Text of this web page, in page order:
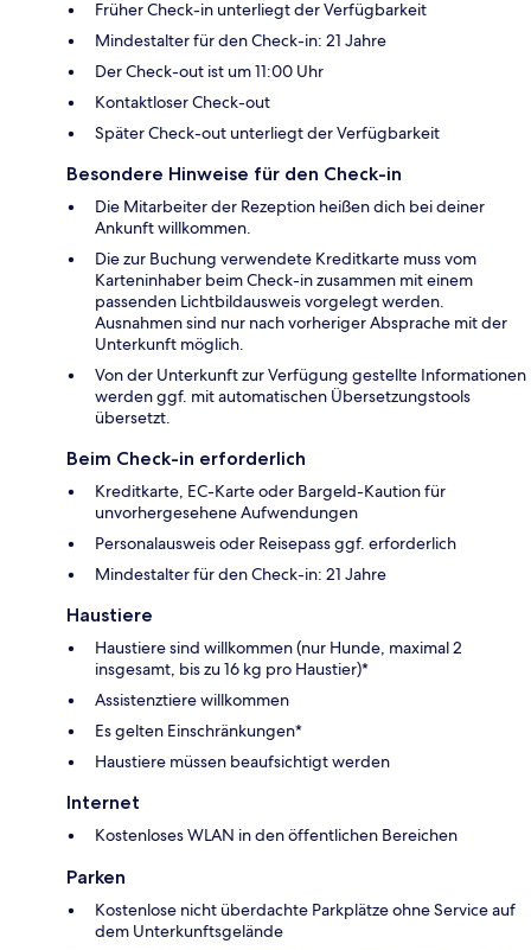
Früher Check-in unterliegt der Verfügbarkeit
Mindestalter für den Check-in: 21 Jahre
Der Check-out ist um 11:00 Uhr
Kontaktloser Check-out
Später Check-out unterliegt der Verfügbarkeit
Besondere Hinweise für den Check-in
Die Mitarbeiter der Rezeption heißen dich bei deiner
Ankunft willkommen.
Die zur Buchung verwendete Kreditkarte muss vom
Karteninhaber beim Check-in zusammen mit einem
passenden Lichtbildausweis vorgelegt werden.
Ausnahmen sind nur nach vorheriger Absprache mit der
Unterkunft möglich.
Von der Unterkunft zur Verfügung gestellte Informationen
werden ggf. mit automatischen Übersetzungstools
übersetzt.
Beim Check-in erforderlich
Kreditkarte, EC-Karte oder Bargeld-Kaution für
unvorhergesehene Aufwendungen
Personalausweis oder Reisepass ggf. erforderlich
Mindestalter für den Check-in: 21 Jahre
Haustiere
Haustiere sind willkommen (nur Hunde, maximal 2
insgesamt, bis zu 16 kg pro Haustier)*
Assistenztiere willkommen
Es gelten Einschränkungen*
Haustiere müssen beaufsichtigt werden
Internet
Kostenloses WLAN in den öffentlichen Bereichen
Parken
Kostenlose nicht überdachte Parkplätze ohne Service auf
dem Unterkunftsgelände